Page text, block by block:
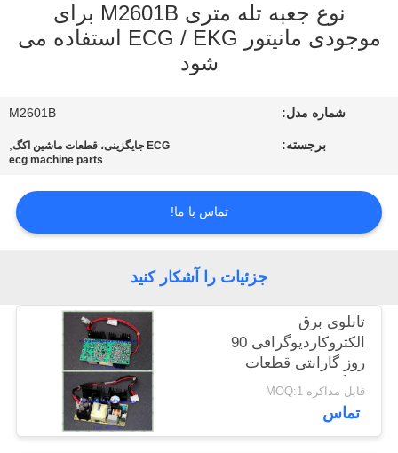
کارخانه
کیفیت
ما
تماس
درخواست
نقل قول
NEWS
نوع جعبه تله متری M2601B برای
موجودی مانیتور ECG / EKG استفاده می
شود
شماره مدل: M2601B
برجسته: ECG جایگزینی، قطعات ماشین اکگ ,
ecg machine parts
تماس با ما!
جزئیات را آشکار کنید
تابلوی برق
الکتروکاردیوگرافی 90
روز گارانتی قطعات
جایگزین MAC800 ECG
قابل مذاکره MOQ:1
تماس